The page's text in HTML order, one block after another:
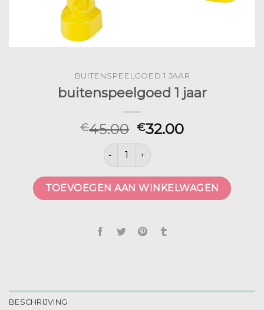
BUITENSPEELGOED 1 JAAR
buitenspeelgoed 1 jaar
€45.00 €32.00
buitenspeelgoed 1 jaar aantal
TOEVOEGEN AAN WINKELWAGEN
BESCHRIJVING